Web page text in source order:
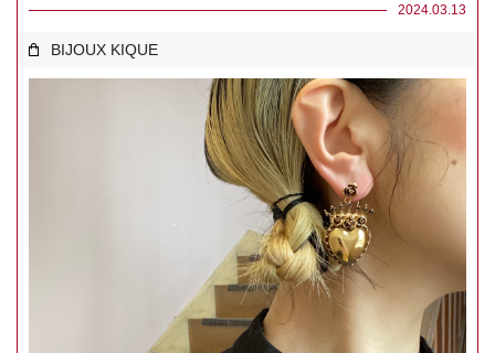
2024.03.13
BIJOUX KIQUE